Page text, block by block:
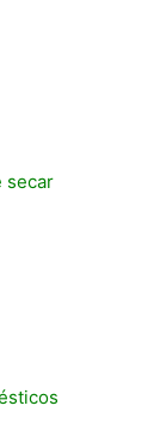
secar